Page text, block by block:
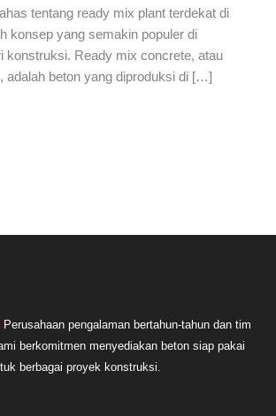
tentang ready mix plant terdekat di
konsep yang semakin populer di
konstruksi. Ready mix concrete, atau
adalah beton yang diproduksi di […]
Perusahaan pengalaman bertahun-tahun dan tim
berkomitmen menyediakan beton siap pakai
berbagai proyek konstruksi.